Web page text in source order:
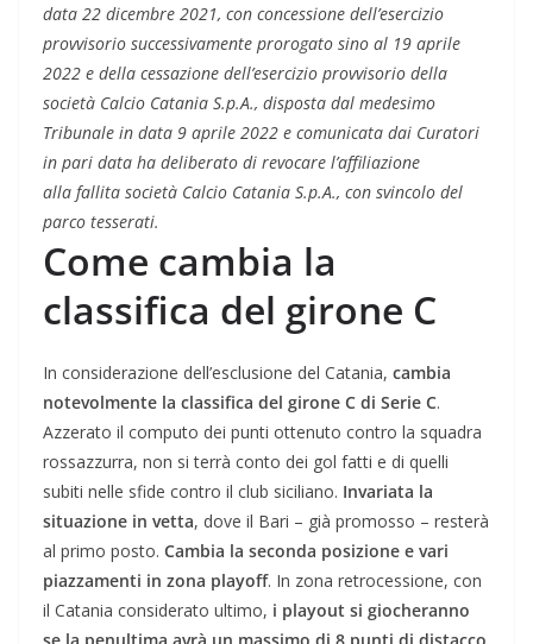
data 22 dicembre 2021, con concessione dell’esercizio
provvisorio successivamente prorogato sino al 19 aprile
2022 e della cessazione dell’esercizio provvisorio della
società Calcio Catania S.p.A., disposta dal medesimo
Tribunale in data 9 aprile 2022 e comunicata dai Curatori
in pari data ha deliberato di revocare l’affiliazione
alla fallita società Calcio Catania S.p.A., con svincolo del
parco tesserati.
Come cambia la
classifica del girone C
In considerazione dell’esclusione del Catania, cambia
notevolmente la classifica del girone C di Serie C.
Azzerato il computo dei punti ottenuto contro la squadra
rossazzurra, non si terrà conto dei gol fatti e di quelli
subiti nelle sfide contro il club siciliano. Invariata la
situazione in vetta, dove il Bari – già promosso – resterà
al primo posto. Cambia la seconda posizione e vari
piazzamenti in zona playoff. In zona retrocessione, con
il Catania considerato ultimo, i playout si giocheranno